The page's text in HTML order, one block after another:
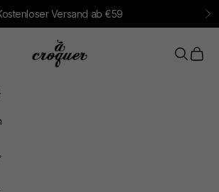
Versand ab €59
à croquer
Suchen